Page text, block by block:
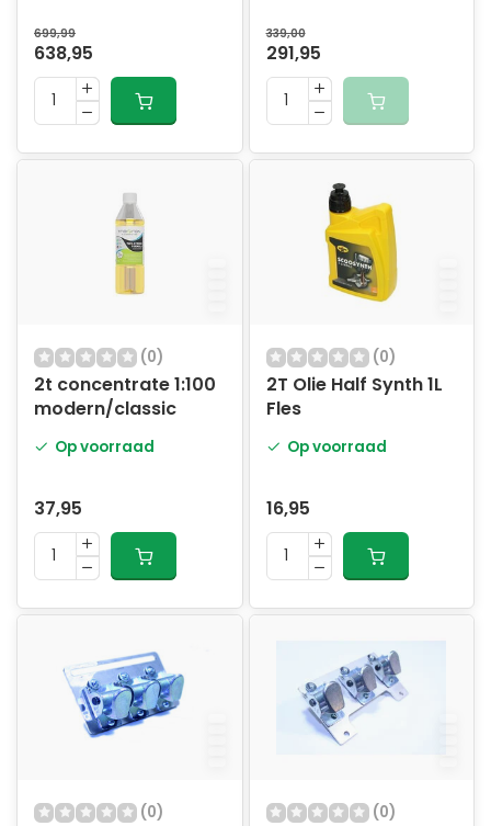
699,99
638,95
339,00
291,95
(0)
2t concentrate 1:100
modern/classic
Op voorraad
37,95
(0)
2T Olie Half Synth 1L
Fles
Op voorraad
16,95
(0) (0)